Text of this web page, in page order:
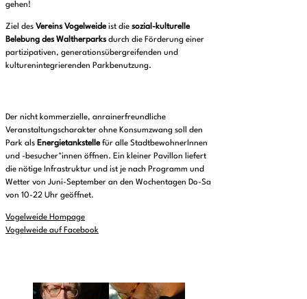
gehen!
Ziel des Vereins Vogelweideist die sozial-kulturelle
Belebung des Waltherparks durch die Förderung einer
partizipativen, generationsübergreifenden und
kulturenintegrierenden Parkbenutzung.
Der nicht kommerzielle, anrainerfreundliche
Veranstaltungscharakter ohne Konsumzwang soll den
Park als Energietankstellefür alle StadtbewohnerInnen
und -besucher*innen öffnen. Ein kleiner Pavillon liefert
die nötige Infrastruktur und ist je nach Programm und
Wetter von Juni-September an den Wochentagen Do-Sa
von 10-22 Uhr geöffnet.
Vogelweide Hompage
Vogelweide auf Facebook